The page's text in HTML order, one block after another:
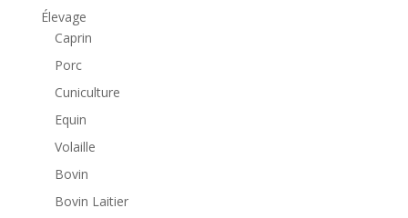
Élevage
Caprin
Porc
Cuniculture
Equin
Volaille
Bovin
Bovin Laitier